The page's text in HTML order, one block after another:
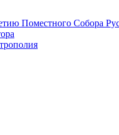
Поместного Собора